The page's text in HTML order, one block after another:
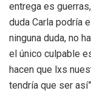
entrega es
duda Carla podría
ninguna duda, no
el único culpable
hacen que lxs
tendría que ser